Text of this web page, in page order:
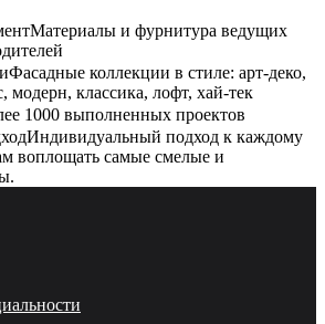
Материалы и фурнитура ведущих
Фасадные коллекции в стиле: арт-деко,
модерн, классика, лофт, хай-тек
1000 выполненных проектов
Индивидуальный подход к каждому
воплощать самые смелые и